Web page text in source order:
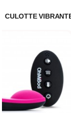
CULOTTE